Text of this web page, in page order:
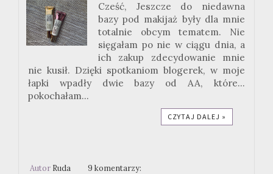
Cześć, Jeszcze do niedawna
bazy pod makijaż były dla mnie
totalnie obcym tematem. Nie
sięgałam po nie w ciągu dnia, a
ich zakup zdecydowanie mnie
nie kusił. Dzięki spotkaniom blogerek, w moje
łapki wpadły dwie bazy od AA, które...
pokochałam...
CZYTAJ DALEJ »
Autor Ruda 9 komentarzy: